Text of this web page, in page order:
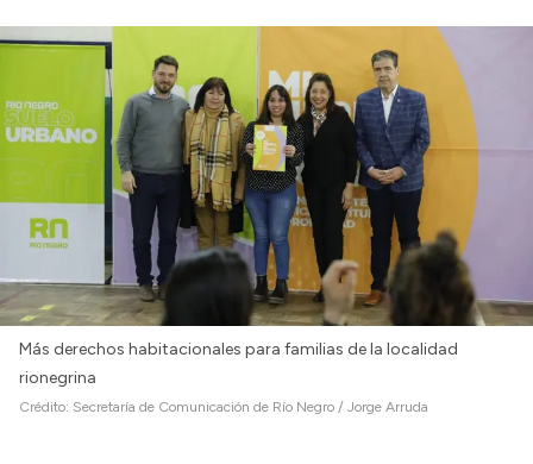
Más derechos habitacionales para familias de la localidad
rionegrina
Crédito: Secretaría de Comunicación de Río Negro / Jorge Arruda